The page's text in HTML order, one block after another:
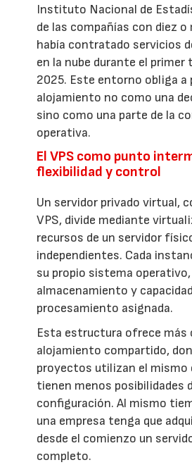
Instituto Nacional de
de las compañías con diez o
había contratado servicios
en la nube durante el primer
2025. Este entorno obliga a
alojamiento no como una
sino como una parte de la
operativa.
El VPS como punto
flexibilidad y control
Un servidor privado virtual,
VPS, divide mediante
recursos de un servidor
independientes. Cada
su propio sistema
almacenamiento y
procesamiento asignada.
Esta estructura ofrece más
alojamiento compartido,
proyectos utilizan el mismo
tienen menos posibilidades
configuración. Al mismo
una empresa tenga que
desde el comienzo un
completo.